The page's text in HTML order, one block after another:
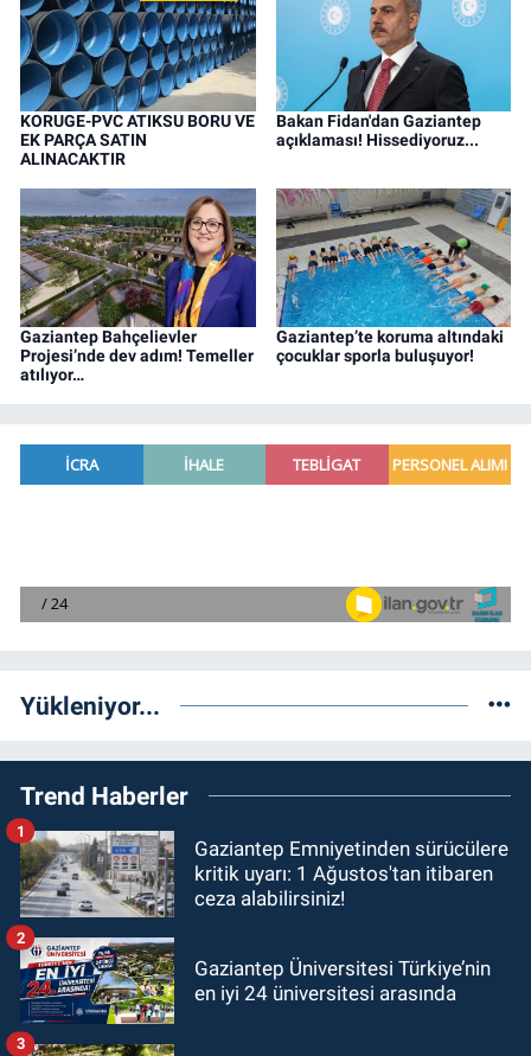
KORUGE-PVC ATIKSU BORU VE
EK PARÇA SATIN
ALINACAKTIR
Bakan Fidan'dan Gaziantep
açıklaması! Hissediyoruz...
Gaziantep Bahçelievler
Projesi’nde dev adım! Temeller
atılıyor…
Gaziantep’te koruma altındaki
çocuklar sporla buluşuyor!
Yükleniyor...
Trend Haberler
Gaziantep Emniyetinden sürücülere
kritik uyarı: 1 Ağustos'tan itibaren
ceza alabilirsiniz!
1
Gaziantep Üniversitesi Türkiye’nin
en iyi 24 üniversitesi arasında
2
3